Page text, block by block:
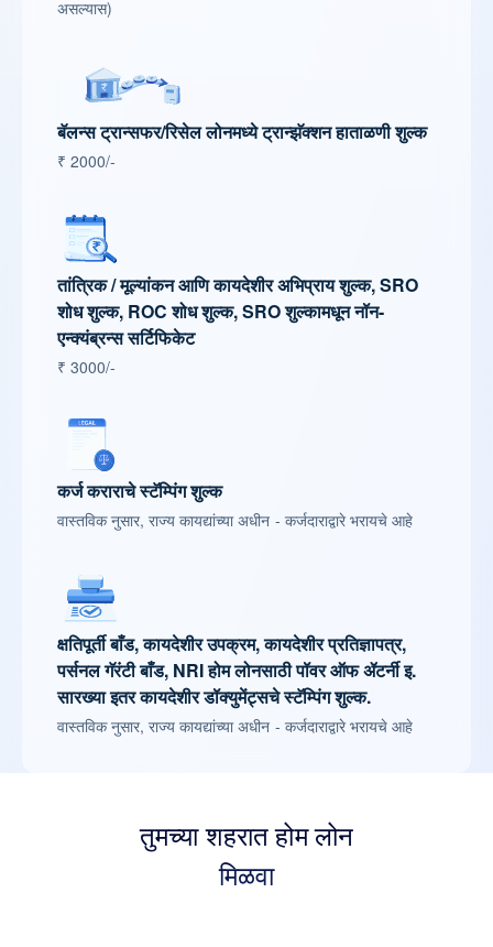
असल्यास)
बॅलन्स ट्रान्सफर/रिसेल लोनमध्ये ट्रान्झॅक्शन हाताळणी शुल्क
₹ 2000/-
तांत्रिक / मूल्यांकन आणि कायदेशीर अभिप्राय शुल्क, SRO
शोध शुल्क, ROC शोध शुल्क, SRO शुल्कामधून नॉन-
एन्क्यंब्रन्स सर्टिफिकेट
₹ 3000/-
कर्ज कराराचे स्टॅम्पिंग शुल्क
वास्तविक नुसार, राज्य कायद्यांच्या अधीन - कर्जदाराद्वारे भरायचे आहे
क्षतिपूर्ती बाँड, कायदेशीर उपक्रम, कायदेशीर प्रतिज्ञापत्र,
पर्सनल गॅरंटी बाँड, NRI होम लोनसाठी पॉवर ऑफ ॲटर्नी इ.
सारख्या इतर कायदेशीर डॉक्युमेंट्सचे स्टॅम्पिंग शुल्क.
वास्तविक नुसार, राज्य कायद्यांच्या अधीन - कर्जदाराद्वारे भरायचे आहे
तुमच्या शहरात होम लोन
मिळवा